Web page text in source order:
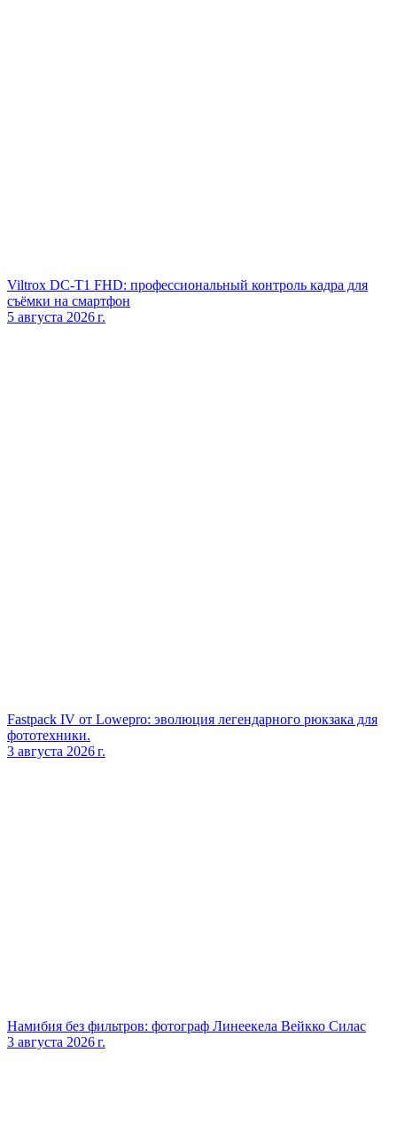
Viltrox DC‑T1 FHD: профессиональный контроль кадра для
съёмки на смартфон
5 августа 2026 г.
Fastpack IV от Lowepro: эволюция легендарного рюкзака для
фототехники.
3 августа 2026 г.
Намибия без фильтров: фотограф Линеекела Вейкко Силас
3 августа 2026 г.